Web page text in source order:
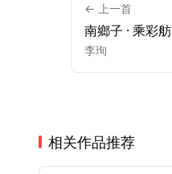
← 上一首
南鄉子 · 乘彩舫
李珣
相关作品推荐